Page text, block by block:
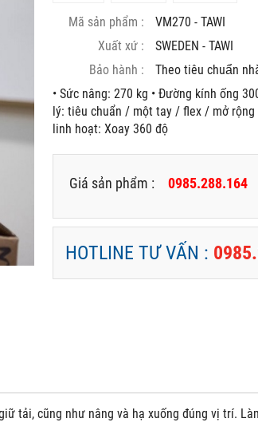
Mã sản phẩm :
VM270 - TAWI
Xuất xứ :
SWEDEN - TAWI
Bảo hành :
Theo tiêu chuẩn
• Sức nâng: 270 kg • Đường kính ống
lý: tiêu chuẩn / một tay / flex / mở rộng
linh hoạt: Xoay 360 độ
Giá sản phẩm : 0985.288.164
HOTLINE TƯ VẤN :
tải, cũng như nâng và hạ xuống đúng vị trí.